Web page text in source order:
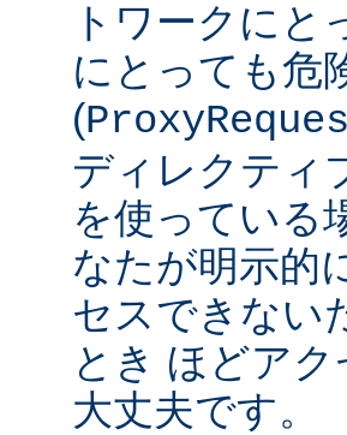
トワークにと
にとっても危
(
ディレクティ
を使っている
なたが明示的
セスできない
とき ほどア
大丈夫です。